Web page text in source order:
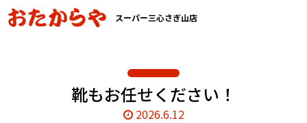
スーパー三心さぎ山店
靴もお任せください！
2026.6.12